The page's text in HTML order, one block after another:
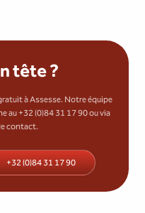
tête ?
à Assesse. Notre équipe
au +32 (0)84 31 17 90 ou via
contact.
+32 (0)84 31 17 90